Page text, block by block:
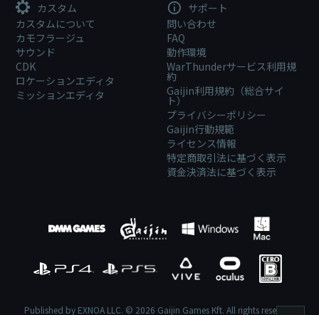
カスタム
カスタムについて
カモフラージュ
サウンド
CDK
ロケーションエディタ
ミッションエディタ
サポート
問い合わせ
FAQ
動作環境
WarThunderサービス利用規
約
Gaijin利用規約（総合サイ
ト）
プライバシーポリシー
Gaijin行動規範
ライセンス情報
特定商取引法に基づく表示
資金決済法に基づく表示
Published by EXNOA LLC. © 2026 Gaijin Games Kft. All rights reserved.